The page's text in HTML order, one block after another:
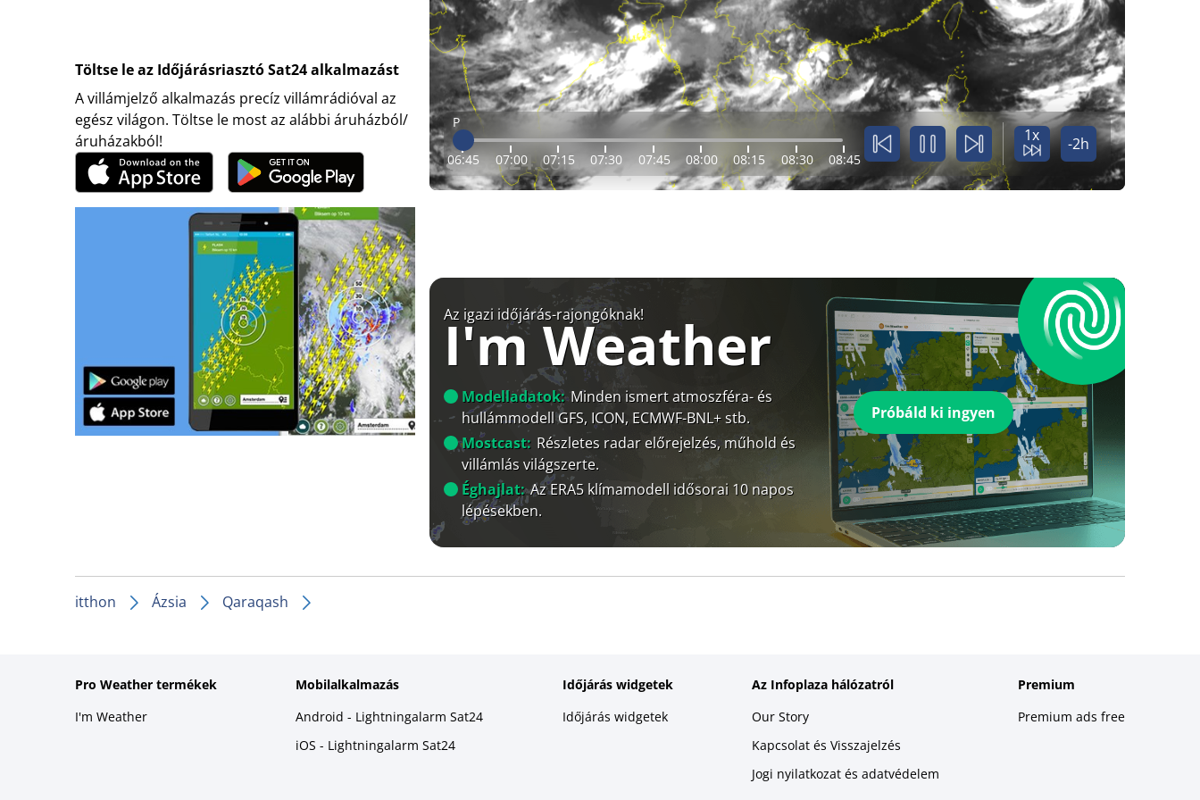
Töltse le az Időjárásriasztó Sat24 alkalmazást
A villámjelző alkalmazás precíz villámrádióval az
egész világon. Töltse le most az alábbi áruházból/
áruházakból!
P
06:45 07:00 07:15 07:30 07:45 08:00 08:15 08:30 08:45
1x -2h
Az igazi időjárás-rajongóknak!
I'm Weather
Modelladatok: Minden ismert atmoszféra- és
hullámmodell GFS, ICON, ECMWF-BNL+ stb.
Mostcast: Részletes radar előrejelzés, műhold és
villámlás világszerte.
Éghajlat: Az ERA5 klímamodell idősorai 10 napos
lépésekben.
Próbáld ki ingyen
itthon Ázsia Qaraqash
Pro Weather termékek
I'm Weather
Mobilalkalmazás
Android - Lightningalarm Sat24
iOS - Lightningalarm Sat24
Időjárás widgetek
Időjárás widgetek
Az Infoplaza hálózatról
Our Story
Kapcsolat és Visszajelzés
Jogi nyilatkozat és adatvédelem
Premium
Premium ads free